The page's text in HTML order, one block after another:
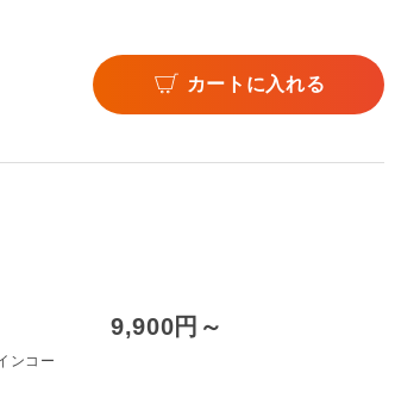
カートに入れる
ンコー
9,900円～